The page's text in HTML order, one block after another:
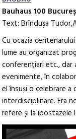
Bauhaus 100
Text: Brînduşa
Cu ocazia
lume au organizat
conferențiari etc.,
evenimente, în
el însuși o celebrare a
interdisciplinare. Era
refere și la ipostazele